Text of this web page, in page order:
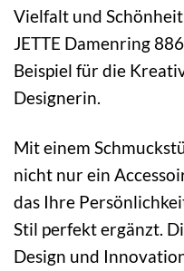
Vielfalt und
JETTE Damenring
Beispiel für die
Designerin.
Mit einem
nicht nur ein
das Ihre
Stil perfekt ergänzt.
Design und